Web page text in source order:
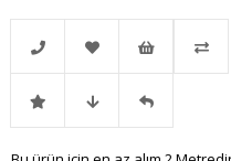
Telefonla Favorilere İstek